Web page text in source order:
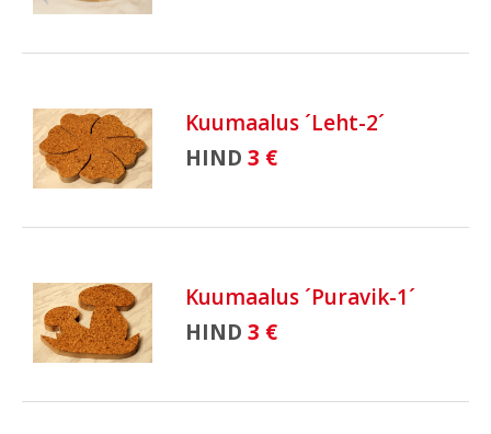
Kuumaalus ´Leht-2´
HIND 3 €
Kuumaalus ´Puravik-1´
HIND 3 €